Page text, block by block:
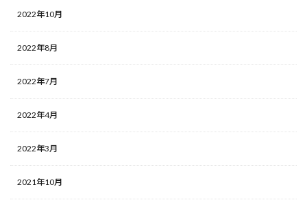
2022年10月
2022年8月
2022年7月
2022年4月
2022年3月
2021年10月